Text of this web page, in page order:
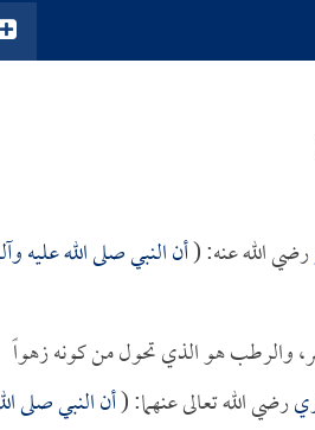
رضي الله عنه: (أن النبي صلى الله عليه
والرطب هو الذي تحول من كونه زهواً
رضي الله تعالى عنهما: (أن النبي صلى